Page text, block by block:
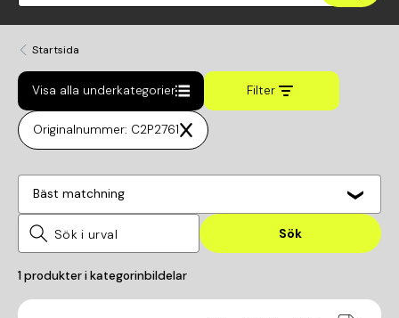
Startsida
Visa alla underkategorier Filter
Originalnummer: C2P2761
Bäst matchning
Sök
1produkter i kategorinbildelar